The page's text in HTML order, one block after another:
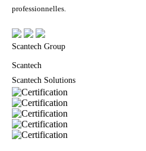
professionnelles.
Scantech Group
Scantech
Scantech Solutions